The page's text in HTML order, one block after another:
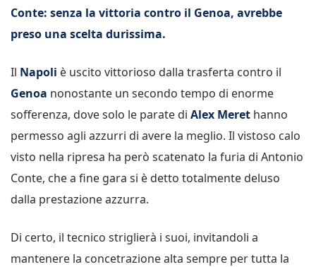
Conte: senza la vittoria contro il Genoa, avrebbe
preso una scelta durissima.
Il Napoli è uscito vittorioso dalla trasferta contro il
Genoa nonostante un secondo tempo di enorme
sofferenza, dove solo le parate di Alex Meret hanno
permesso agli azzurri di avere la meglio. Il vistoso calo
visto nella ripresa ha però scatenato la furia di Antonio
Conte, che a fine gara si è detto totalmente deluso
dalla prestazione azzurra.
Di certo, il tecnico striglierà i suoi, invitandoli a
mantenere la concetrazione alta sempre per tutta la